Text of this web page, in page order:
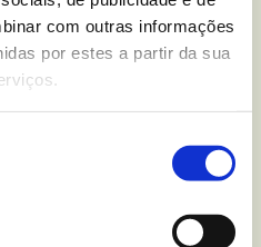
com outras informações
por estes a partir da sua
melhorar a
às compras. Cada
passo que poderá dar,
um saco reutilizável.